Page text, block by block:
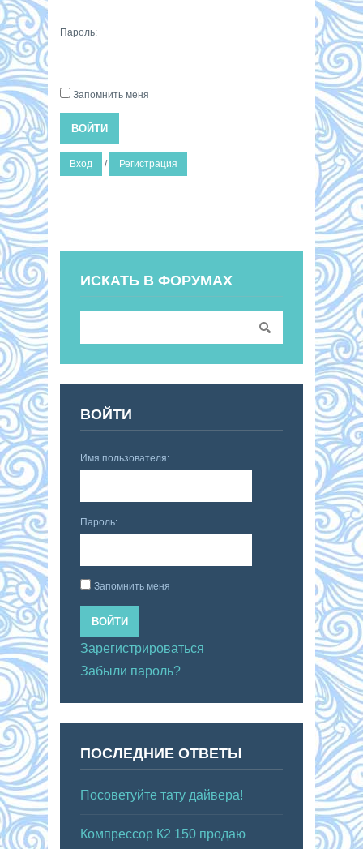
Пароль:
Запомнить меня
ВОЙТИ
Вход / Регистрация
ИСКАТЬ В ФОРУМАХ
ВОЙТИ
Имя пользователя:
Пароль:
Запомнить меня
ВОЙТИ
Зарегистрироваться
Забыли пароль?
ПОСЛЕДНИЕ ОТВЕТЫ
Посоветуйте тату дайвера!
Компрессор К2 150 продаю